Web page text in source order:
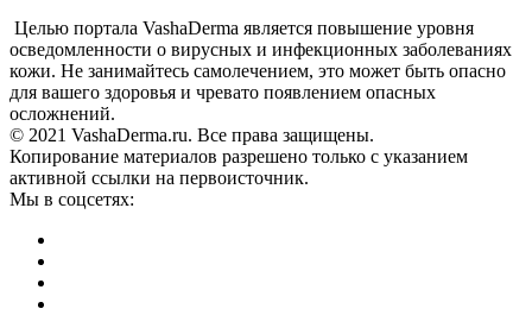
Целью портала VashaDerma является повышение уровня
осведомленности о вирусных и инфекционных заболеваниях
кожи. Не занимайтесь самолечением, это может быть опасно
для вашего здоровья и чревато появлением опасных
осложнений.
© 2021 VashaDerma.ru. Все права защищены.
Копирование материалов разрешено только с указанием
активной ссылки на первоисточник.
Мы в соцсетях: